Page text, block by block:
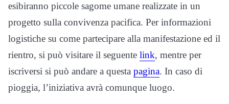
esibiranno piccole sagome umane realizzate in un
progetto sulla convivenza pacifica. Per informazioni
logistiche su come partecipare alla manifestazione ed il
rientro, si può visitare il seguente link, mentre per
iscriversi si può andare a questa pagina. In caso di
pioggia, l’iniziativa avrà comunque luogo.